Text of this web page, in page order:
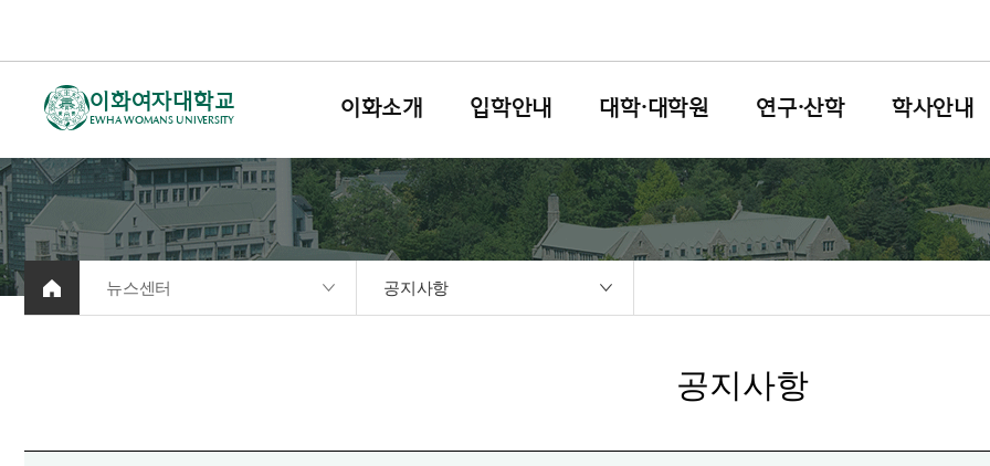
이화여자대학교
EWHA WOMANS UNIVERSITY
이화소개 입학안내 대학·대학원 연구·산학 학사안내
뉴스센터 공지사항
공지사항